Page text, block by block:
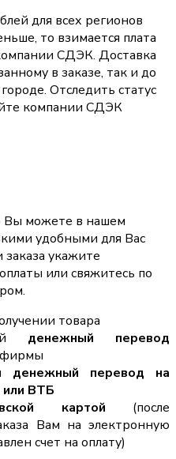
для всех регионов
то взимается плата
СДЭК. Доставка
в заказе, так и до
Отследить статус
компании СДЭК
Вы можете в нашем
удобными для Вас
укажите
или свяжитесь по
товара
денежный перевод
фирмы
денежный перевод на
или ВТБ
картой (после
Вам на электронную
счет на оплату)